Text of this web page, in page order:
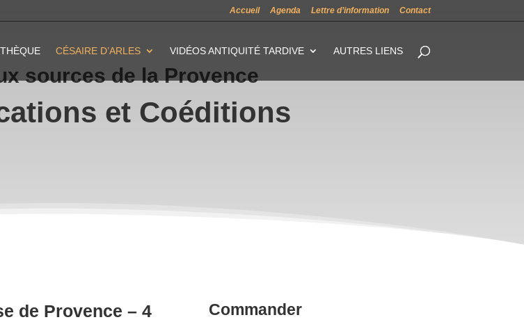
Accueil Agenda Lettre d’information Contact
CÉSAIRE D’ARLES VIDÉOS ANTIQUITÉ TARDIVE AUTRES LIENS
sources de la Provence
et Coéditions
de Provence – 4
Commander